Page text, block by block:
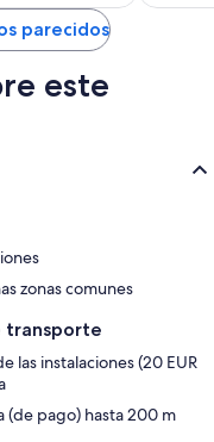
de
175 €
parecidos
este
zonas comunes
transporte
las instalaciones (20 EUR
(de pago) hasta 200 m